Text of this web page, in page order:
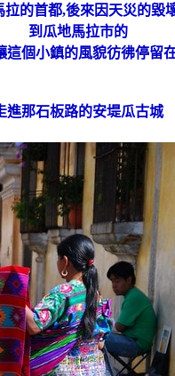
拉的首都,後來因天災的毀
到瓜地馬拉市的
這個小鎮的風貌彷彿停留
進那石板路的安堤瓜古城